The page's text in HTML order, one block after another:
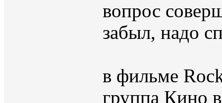
вопрос
забыл, надо
в фильме
группа Кино